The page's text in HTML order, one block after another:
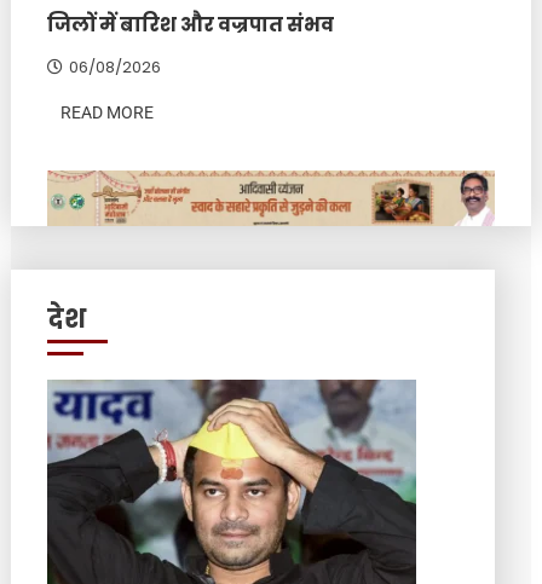
जिलों में बारिश और वज्रपात संभव
06/08/2026
READ MORE
देश